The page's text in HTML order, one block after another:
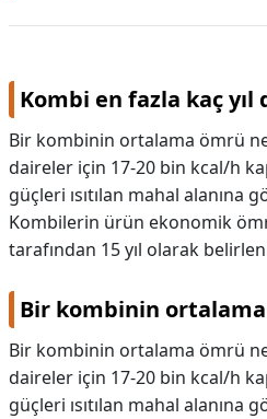
Kombi en fazla kaç yıl
Bir kombinin ortalama ömrü
daireler için 17-20 bin kcal/h
güçleri ısıtılan mahal alanına
Kombilerin ürün ekonomik
tarafından 15 yıl olarak
Bir kombinin
Bir kombinin ortalama ömrü
daireler için 17-20 bin kcal/h
güçleri ısıtılan mahal alanına